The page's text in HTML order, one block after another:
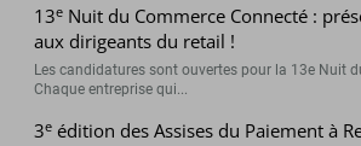
13e Nuit du Commerce Connecté :
aux dirigeants du retail !
Les candidatures sont ouvertes pour la 13e Nuit
Chaque entreprise qui...
3e édition des Assises du Paiement à